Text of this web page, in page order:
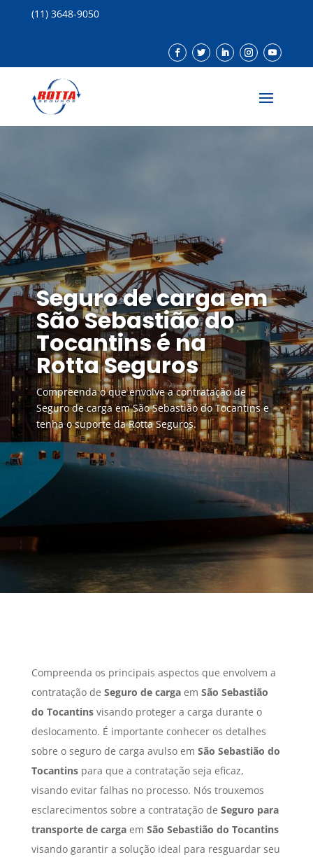
(11) 3648-9050
Seguro de carga em
São Sebastião do
Tocantins é na
Rotta Seguros
Compreenda o que envolve a contratação de
Seguro de carga em São Sebastião do Tocantins e
tenha o suporte da Rotta Seguros.
Compreenda os principais aspectos que envolvem a
contratação de Seguro de cargaem São Sebastião
do Tocantinsvisando proteger a carga durante o
deslocamento. É importante conhecer os detalhes
sobre o seguro de carga avulso em São Sebastião do
Tocantinspara que a contratação seja eficaz,
visando evitar falhas no processo. Nós trouxemos
esclarecimentos sobre a contratação de Seguro para
transporte de cargaem São Sebastião do Tocantins
visando garantir a solução ideal para resguardar seu